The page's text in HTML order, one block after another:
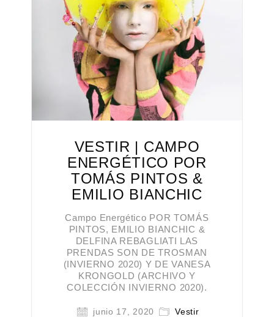
VESTIR | CAMPO
ENERGÉTICO POR
TOMÁS PINTOS &
EMILIO BIANCHIC
Campo Energético POR TOMÁS
PINTOS, EMILIO BIANCHIC &
DELFINA REBAGLIATI LAS
PRENDAS SON DE TROSMAN
(INVIERNO 2020) Y DE VANESA
KRONGOLD (ARCHIVO Y
COLECCIÓN INVIERNO 2020).
junio 17, 2020 Vestir